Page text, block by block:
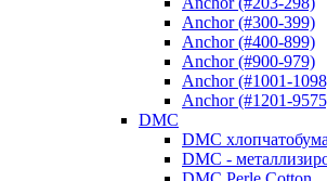
Anchor (#300-399)
Anchor (#400-899)
Anchor (#900-979)
Anchor (#1001-
Anchor (#1201-
DMC
DMC
DMC -